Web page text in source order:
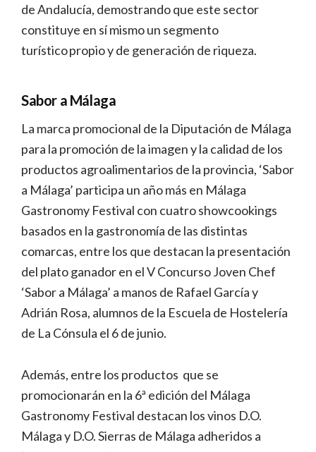
de Andalucía, demostrando que este sector
constituye en sí mismo un segmento
turístico propio y de generación de riqueza.
Sabor a Málaga
La marca promocional de la Diputación de Málaga
para la promoción de la imagen y la calidad de los
productos agroalimentarios de la provincia, ‘Sabor
a Málaga’ participa un año más en Málaga
Gastronomy Festival con cuatro showcookings
basados en la gastronomía de las distintas
comarcas, entre los que destacan la presentación
del plato ganador en el V Concurso Joven Chef
‘Sabor a Málaga’ a manos de Rafael García y
Adrián Rosa, alumnos de la Escuela de Hostelería
de La Cónsula el 6 de junio.
Además, entre los productos que se
promocionarán en la 6ª edición del Málaga
Gastronomy Festival destacan los vinos D.O.
Málaga y D.O. Sierras de Málaga adheridos a